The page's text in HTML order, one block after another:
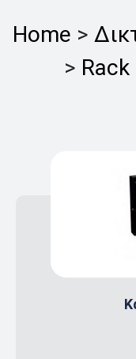
Home >
>